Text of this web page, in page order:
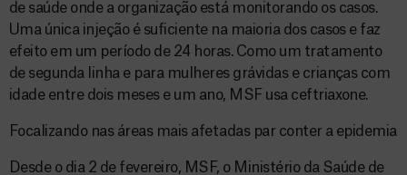
de saúde onde a organização está monitorando os casos.
Uma única injeção é suficiente na maioria dos casos e faz
efeito em um período de 24 horas. Como um tratamento
de segunda linha e para mulheres grávidas e crianças com
idade entre dois meses e um ano, MSF usa ceftriaxone.
Focalizando nas áreas mais afetadas par conter a epidemia
Desde o dia 2 de fevereiro, MSF, o Ministério da Saúde de